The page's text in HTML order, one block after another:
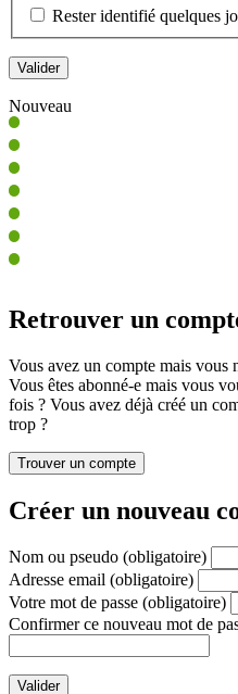
Rester identifié quelques
Nouveau
Retrouver un
Vous avez un compte mais vous
Vous êtes abonné-e mais vous
fois ? Vous avez déjà créé un
trop ?
Créer un nouveau
Nom ou pseudo (obligatoire)
Adresse email (obligatoire)
Votre mot de passe (obligatoire)
Confirmer ce nouveau mot de